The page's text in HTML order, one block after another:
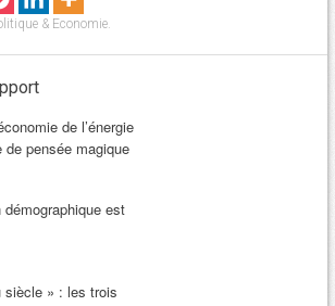
& Economie.
de l’énergie
de pensée magique
démographique est
siècle » : les trois